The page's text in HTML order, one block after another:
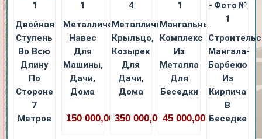
Двойная
Ступень
Во Всю
Длину
По
Стороне
7
Метров
Металлический
Навес
Для
Машины,
Дачи,
Дома
150 000,00 ₽
Металлическое
Крыльцо,
Козырек
Для
Дачи,
Дома
350 000,00 ₽
Мангальный
Комплекс
Из
Металла
Для
Беседки
45 000,00 ₽
Мангала-
Барбекю
Из
Кирпича
В
Беседке